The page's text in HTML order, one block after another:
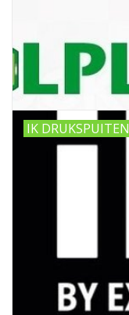
IK DRUKSPUITEN